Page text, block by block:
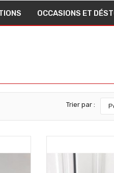
OCCASIONS ET
Trier par :